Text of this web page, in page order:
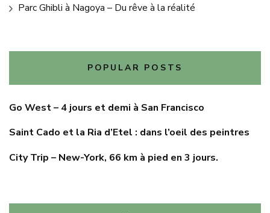
Parc Ghibli à Nagoya – Du rêve à la réalité
POPULAR POSTS
Go West – 4 jours et demi à San Francisco
Saint Cado et la Ria d’Etel : dans l’oeil des peintres
City Trip – New-York, 66 km à pied en 3 jours.